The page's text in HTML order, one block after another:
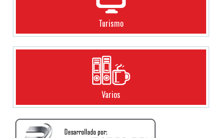
Turismo
Varios